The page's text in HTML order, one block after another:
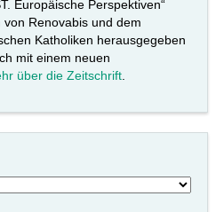
Europäische Perspektiven“
Renovabis und dem
Katholiken herausgegeben
mit einem neuen
über die Zeitschrift